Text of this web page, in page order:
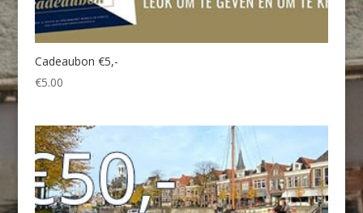
Cadeaubon €5,-
€5.00